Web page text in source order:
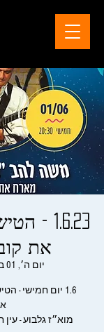
1.6.23
את
יום ה׳, 01 ביוני
1.6 יום חמישי -